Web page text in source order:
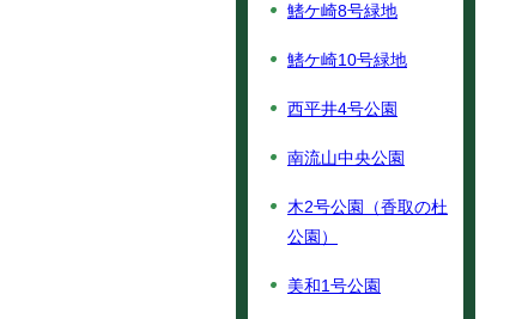
鰭ケ崎8号緑地
鰭ケ崎10号緑地
西平井4号公園
南流山中央公園
木2号公園（香取の杜
公園）
美和1号公園